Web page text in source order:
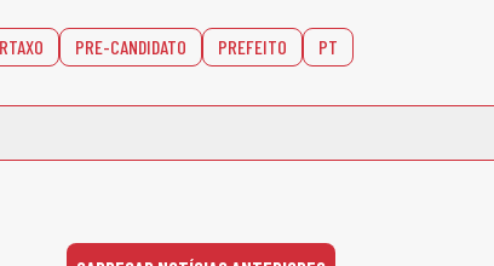
PRE-CANDIDATO PREFEITO PT